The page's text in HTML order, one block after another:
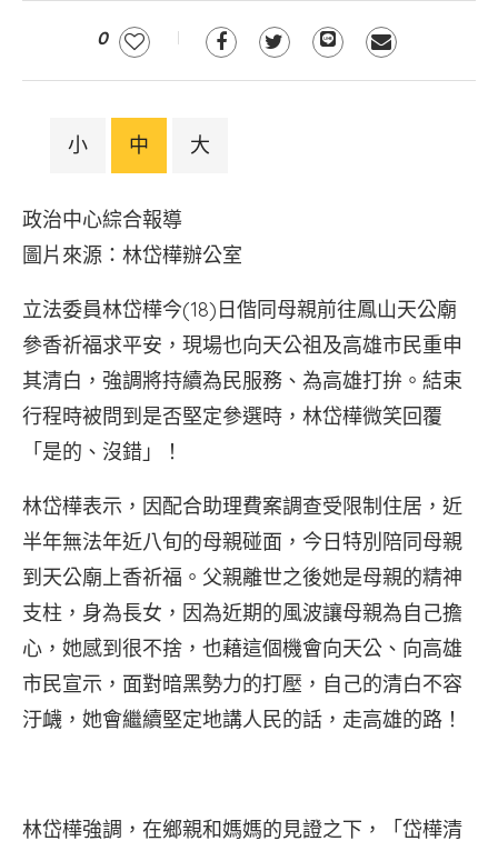
0
小 中 大
政治中心綜合報導
圖片來源：林岱樺辦公室
立法委員林岱樺今(18)日偕同母親前往鳳山天公廟
參香祈福求平安，現場也向天公祖及高雄市民重申
其清白，強調將持續為民服務、為高雄打拚。結束
行程時被問到是否堅定參選時，林岱樺微笑回覆
「是的、沒錯」！
林岱樺表示，因配合助理費案調查受限制住居，近
半年無法年近八旬的母親碰面，今日特別陪同母親
到天公廟上香祈福。父親離世之後她是母親的精神
支柱，身為長女，因為近期的風波讓母親為自己擔
心，她感到很不捨，也藉這個機會向天公、向高雄
市民宣示，面對暗黑勢力的打壓，自己的清白不容
汙衊，她會繼續堅定地講人民的話，走高雄的路！
林岱樺強調，在鄉親和媽媽的見證之下，「岱樺清